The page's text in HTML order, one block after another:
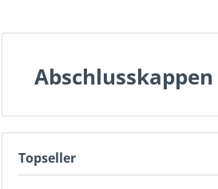
Abschlusskappen
Topseller